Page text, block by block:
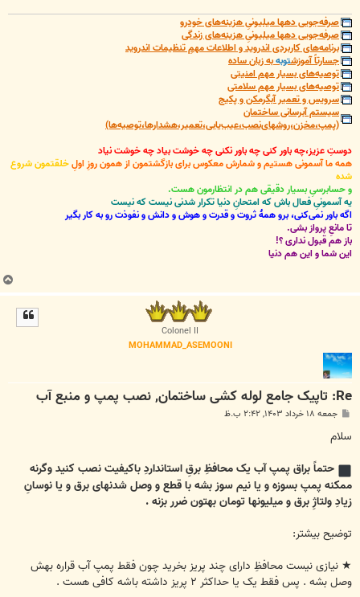
صرفه‌جویی دهها میلیونیِ هزینه‌های خودرو
صرفه‌جویی دهها میلیونیِ هزینه‌های زندگی
برنامه‌های کاربردی اندروید و اطلاعات مهمِ تنظیمات اندروید
جسارتاً آموزشتوبهبه زبان ساده
توصیه‌های بسیار مهم امنیتی
توصیه‌های بسیار مهم سلامتی
سرویس و تعمیر آبگرمکن و پکیج
سیستم آبرسانی ساختمان
(پمپ،مخزن،روشهای‌نصب،عیب‌یابی،تعمیر،هشدارها،توصیه‌ها)
دوستِ عزیز،چه باور کنی چه باور نکنی چه خوشت بیاد چه خوشت نیاد
همه ما آسمونی هستیم و شمارش معکوس برای بازگشتمون از همون روزِ اولِخلقتمون شروع
شده
و حسابرسیِ بسیار دقیقی هم در انتظارمون هست.
یه آسمونیِ فعال باش که امتحانِ دنیا تکرار شدنی نیست که نیست
اگه باور نمی‌کنی، برو همۀ ثروت و قدرت و هوش و دانش و نفوذت رو به کار بگیر
تا مانعِ پرواز بشی.
باز هم قبول نداری ؟!
این شما و این هم دنیا
ب
ا
Colonel II
MOHAMMAD_ASEMOONI
Re: تاپیک جامع لوله کشی ساختمان, نصب پمپ و منبع آب
پ
ت
جمعه ۱۸ خرداد ۱۴۰۳, ۲:۴۲ ب.ظ
سلام
حتماً براق پمپ آب یک محافظِ برقِ استانداردِ باکیفیت نصب کنید وگرنه
ممکنه پمپ بسوزه و یا نیم سوز بشه با قطع و وصل شدنهای برق و یا نوسانِ
زیادِ ولتاژِ برق و میلیونها تومان بهتون ضرر بزنه .
توضیح بیشتر:
★ نیازی نیست محافظِ دارای چند پریز بخرید چون فقط پمپ آب قراره بهش
وصل بشه . پس فقط یک یا حداکثر ۲ پریز داشته باشه کافی هست .